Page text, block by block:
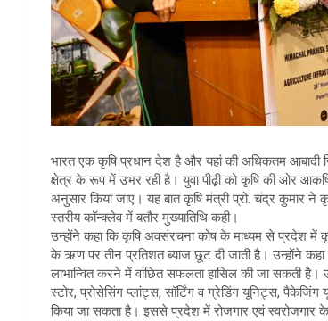
भारत एक कृषि प्रधान देश है और यहां की अधिकतम
क्षेत्र के रूप में उभर रही है। युवा पीढ़ी को कृषि की ओर
अनुसार किया जाए। यह बात कृषि मंत्री प्रो. चंद्र कुमार ने
स्तरीय कॉन्क्लेव में बतौर मुख्यातिथि कही।
उन्होंने कहा कि कृषि अवसंरचना कोष के माध्यम से प्रदेश में
के ऋण पर तीन प्रतिशत ब्याज छूट दी जाती है। उन्होंने कहा
लाभान्वित करने में वांछित सफलता हासिल की जा सकती है।
स्टोर, प्रोसेसिंग प्लांट्स, सॉर्टिंग व ग्रेडिंग यूनिट्स,
किया जा सकता है। इससे प्रदेश में रोजगार एवं स्वरोजगार